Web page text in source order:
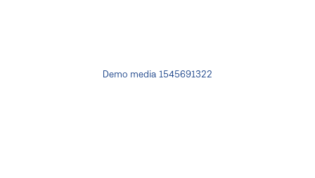
Demo media 1545691322